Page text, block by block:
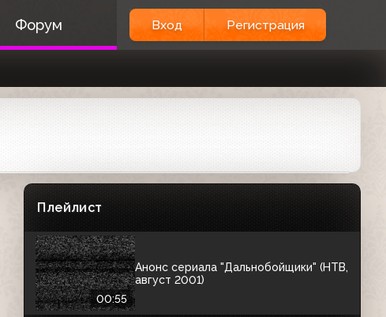
Форум Вход Регистрация
Плейлист
00:54
Анонс кинопремьер нового сезона
(НТВ, август 2001)
Анонс зарубежных фильмов (НТВ,
Анонс отечественных сериалов
00:55
Анонс сериала "Дальнобойщики" (НТВ,
август 2001)